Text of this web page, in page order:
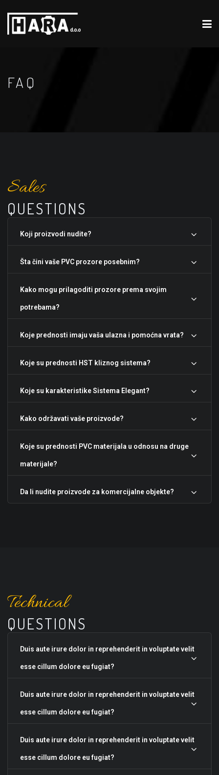
FAQ
Sales
QUESTIONS
Koji proizvodi nudite?
Šta čini vaše PVC prozore posebnim?
Kako mogu prilagoditi prozore prema svojim
potrebama?
Koje prednosti imaju vaša ulazna i pomoćna vrata?
Koje su prednosti HST kliznog sistema?
Koje su karakteristike Sistema Elegant?
Kako održavati vaše proizvode?
Koje su prednosti PVC materijala u odnosu na druge
materijale?
Da li nudite proizvode za komercijalne objekte?
Technical
QUESTIONS
Duis aute irure dolor in reprehenderit in voluptate velit
esse cillum dolore eu fugiat?
Duis aute irure dolor in reprehenderit in voluptate velit
esse cillum dolore eu fugiat?
Duis aute irure dolor in reprehenderit in voluptate velit
esse cillum dolore eu fugiat?